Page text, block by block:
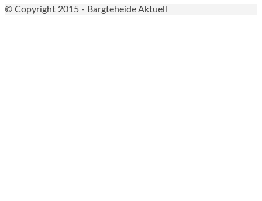
© Copyright 2015 - Bargteheide Aktuell